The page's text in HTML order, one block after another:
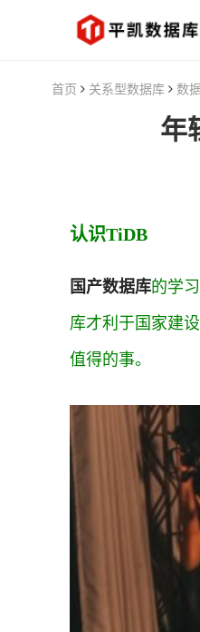
首页 关系型数据库 数
年
认识TiDB
国产数据库的学
库才利于国家建
值得的事。